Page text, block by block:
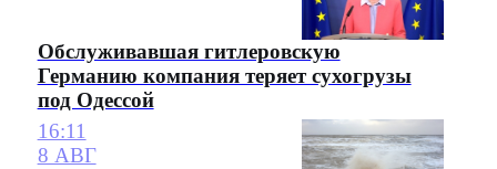
Обслуживавшая гитлеровскую
Германию компания теряет сухогрузы
под Одессой
16:11
8 АВГ